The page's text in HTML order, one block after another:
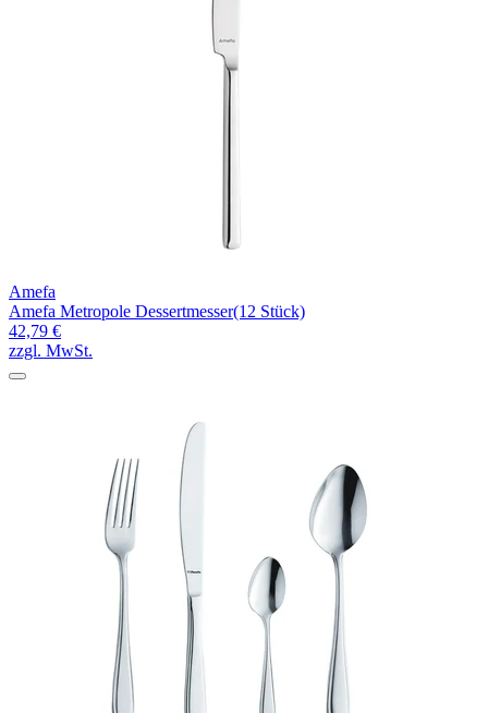
Amefa
Amefa Metropole Dessertmesser(12 Stück)
42,79 €
zzgl. MwSt.